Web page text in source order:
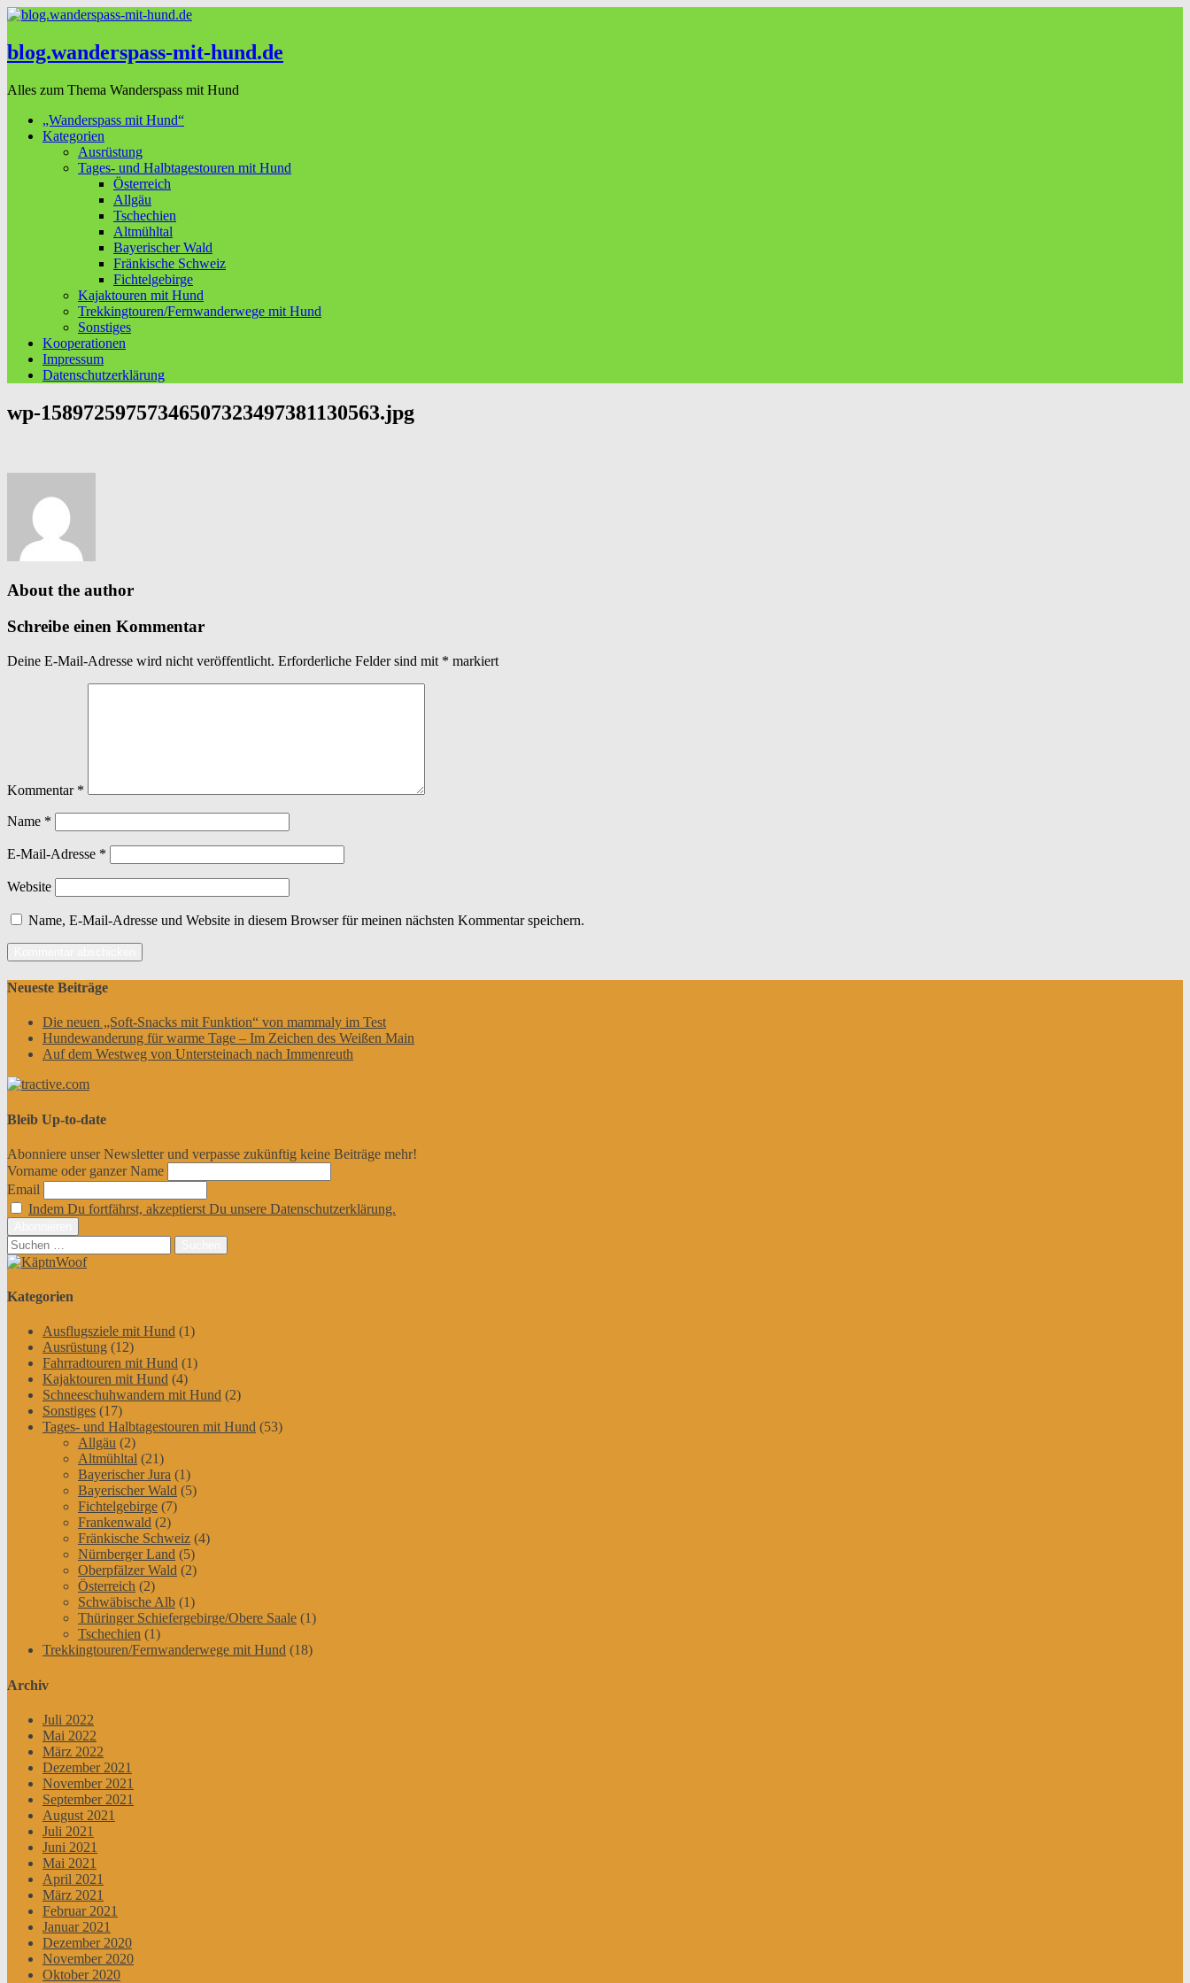
blog.wanderspass-mit-hund.de
Alles zum Thema Wanderspass mit Hund
„Wanderspass mit Hund“
Kategorien
Ausrüstung
Tages- und Halbtagestouren mit Hund
Österreich
Allgäu
Tschechien
Altmühltal
Bayerischer Wald
Fränkische Schweiz
Fichtelgebirge
Kajaktouren mit Hund
Trekkingtouren/Fernwanderwege mit Hund
Sonstiges
Kooperationen
Impressum
Datenschutzerklärung
wp-15897259757346507323497381130563.jpg
About the author
Schreibe einen Kommentar
Deine E-Mail-Adresse wird nicht veröffentlicht. Erforderliche Felder sind mit * markiert
Kommentar *
Name *
E-Mail-Adresse *
Website
Name, E-Mail-Adresse und Website in diesem Browser für meinen nächsten Kommentar speichern.
Neueste Beiträge
Die neuen „Soft-Snacks mit Funktion“ von mammaly im Test
Hundewanderung für warme Tage – Im Zeichen des Weißen Main
Auf dem Westweg von Untersteinach nach Immenreuth
Bleib Up-to-date
Abonniere unser Newsletter und verpasse zukünftig keine Beiträge mehr!
Vorname oder ganzer Name
Email
Indem Du fortfährst, akzeptierst Du unsere Datenschutzerklärung.
Suchen
nach:
Kategorien
Ausflugsziele mit Hund (1)
Ausrüstung (12)
Fahrradtouren mit Hund (1)
Kajaktouren mit Hund (4)
Schneeschuhwandern mit Hund (2)
Sonstiges (17)
Tages- und Halbtagestouren mit Hund (53)
Allgäu (2)
Altmühltal (21)
Bayerischer Jura (1)
Bayerischer Wald (5)
Fichtelgebirge (7)
Frankenwald (2)
Fränkische Schweiz (4)
Nürnberger Land (5)
Oberpfälzer Wald (2)
Österreich (2)
Schwäbische Alb (1)
Thüringer Schiefergebirge/Obere Saale (1)
Tschechien (1)
Trekkingtouren/Fernwanderwege mit Hund (18)
Archiv
Juli 2022
Mai 2022
März 2022
Dezember 2021
November 2021
September 2021
August 2021
Juli 2021
Juni 2021
Mai 2021
April 2021
März 2021
Februar 2021
Januar 2021
Dezember 2020
November 2020
Oktober 2020